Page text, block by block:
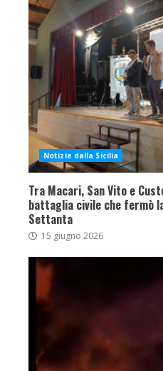
Notizie dalla Sicilia
Tra Macari, San Vito e
battaglia civile che fermò
Settanta
15 giugno 2026